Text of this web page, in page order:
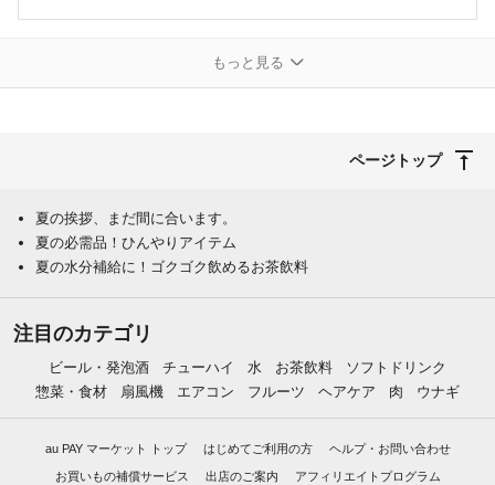
ので、ミリオンベルをお心に留めて頂けましたら幸いでございま
お忙しい中、温かいご感想を頂きありがとうございました。
もっと見る
ページトップ
夏の挨拶、まだ間に合います。
夏の必需品！ひんやりアイテム
夏の水分補給に！ゴクゴク飲めるお茶飲料
注目のカテゴリ
ビール・発泡酒 チューハイ 水 お茶飲料
ソフトドリンク
惣菜・食材
扇風機 エアコン フルーツ ヘアケア 肉 ウナギ
au PAY マーケット トップ はじめてご利用の方 ヘルプ・お問い合わせ
お買いもの補償サービス 出店のご案内 アフィリエイトプログラム